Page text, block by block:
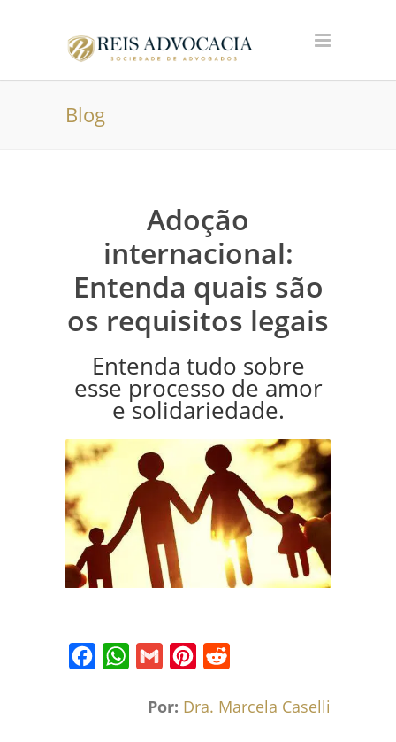
Blog
Adoção
internacional:
Entenda quais são
os requisitos legais
Entenda tudo sobre
esse processo de amor
e solidariedade.
FacebookWhatsApp
Gmail Pinterest
Por: Dra. Marcela Caselli